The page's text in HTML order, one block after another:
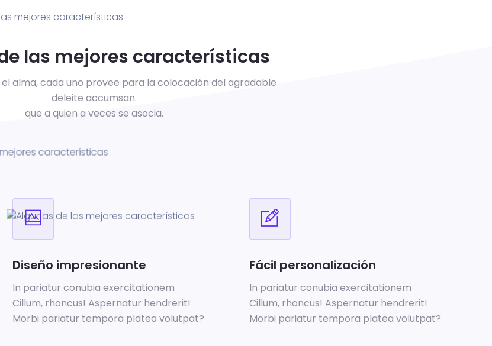
las mejores características
alma, cada uno provee para la colocación del agradable
deleite accumsan.
que a quien a veces se asocia.
Diseño impresionante
In pariatur conubia exercitationem
Cillum, rhoncus! Aspernatur hendrerit!
Morbi pariatur tempora platea volutpat?
Fácil personalización
In pariatur conubia exercitationem
Cillum, rhoncus! Aspernatur hendrerit!
Morbi pariatur tempora platea volutpat?